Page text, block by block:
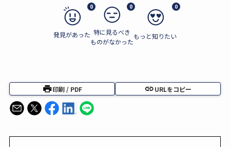
0
発見があった
0
特に見るべき
ものがなかった
0
もっと知りたい
印刷 / PDF URLをコピー